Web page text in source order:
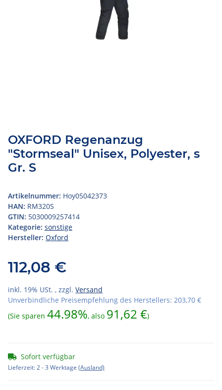
OXFORD Regenanzug
"Stormseal" Unisex, Polyester, s
Gr. S
Artikelnummer: Hoy05042373
HAN: RM320S
GTIN: 5030009257414
Kategorie: sonstige
Hersteller: Oxford
112,08 €
inkl. 19% USt. , zzgl. Versand
Unverbindliche Preisempfehlung des Herstellers: 203,70 €
(Sie sparen 44.98%, also 91,62 €)
Sofort verfügbar
Lieferzeit:2 - 3 Werktage (Ausland)